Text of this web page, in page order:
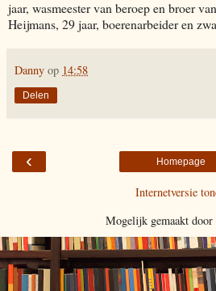
jaar, wasmeester van beroep en broer
Heijmans, 29 jaar, boerenarbeider en
Danny op 14:58
Delen
‹ Homepage
Internetversie
Mogelijk gemaakt door